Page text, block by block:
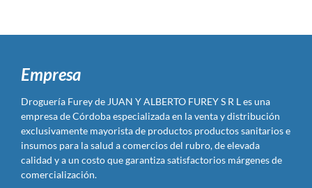
Empresa
Droguería Furey de JUAN Y ALBERTO FUREY S R L es una
empresa de Córdoba especializada en la venta y distribución
exclusivamente mayorista de productos productos sanitarios e
insumos para la salud a comercios del rubro, de elevada
calidad y a un costo que garantiza satisfactorios márgenes de
comercialización.